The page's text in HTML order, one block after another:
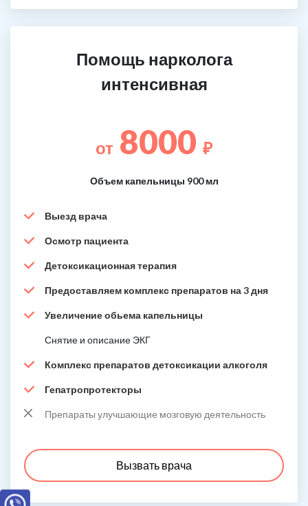
Помощь нарколога
интенсивная
от 8000 ₽
Объем капельницы 900 мл
Выезд врача
Осмотр пациента
Детоксикационная терапия
Предоставляем комплекс препаратов на 3 дня
Увеличение обьема капельницы
Снятие и описание ЭКГ
Комплекс препаратов детоксикации алкоголя
Гепатропротекторы
Препараты улучшающие мозговую деятельность
Вызвать врача